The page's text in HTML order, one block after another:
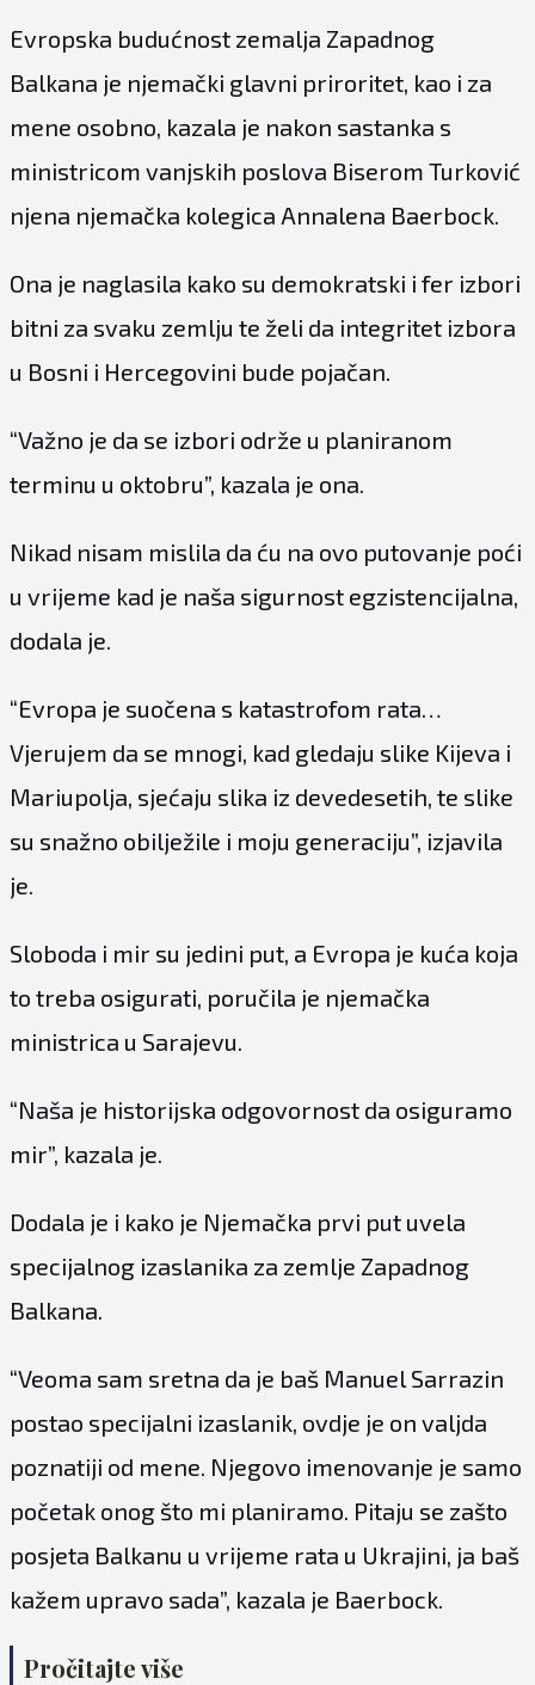
Evropska budućnost zemalja Zapadnog
Balkana je njemački glavni priroritet, kao i za
mene osobno, kazala je nakon sastanka s
ministricom vanjskih poslova Biserom Turković
njena njemačka kolegica Annalena Baerbock.
Ona je naglasila kako su demokratski i fer izbori
bitni za svaku zemlju te želi da integritet izbora
u Bosni i Hercegovini bude pojačan.
“Važno je da se izbori održe u planiranom
terminu u oktobru”, kazala je ona.
Nikad nisam mislila da ću na ovo putovanje poći
u vrijeme kad je naša sigurnost egzistencijalna,
dodala je.
“Evropa je suočena s katastrofom rata…
Vjerujem da se mnogi, kad gledaju slike Kijeva i
Mariupolja, sjećaju slika iz devedesetih, te slike
su snažno obilježile i moju generaciju”, izjavila
je.
Sloboda i mir su jedini put, a Evropa je kuća koja
to treba osigurati, poručila je njemačka
ministrica u Sarajevu.
“Naša je historijska odgovornost da osiguramo
mir”, kazala je.
Dodala je i kako je Njemačka prvi put uvela
specijalnog izaslanika za zemlje Zapadnog
Balkana.
“Veoma sam sretna da je baš Manuel Sarrazin
postao specijalni izaslanik, ovdje je on valjda
poznatiji od mene. Njegovo imenovanje je samo
početak onog što mi planiramo. Pitaju se zašto
posjeta Balkanu u vrijeme rata u Ukrajini, ja baš
kažem upravo sada”, kazala je Baerbock.
Pročitajte više